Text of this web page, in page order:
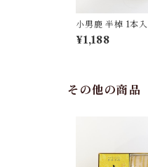
小男鹿 半棹 1本入
¥1,188
その他の商品